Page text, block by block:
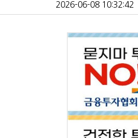
2026-06-08 10:32:42